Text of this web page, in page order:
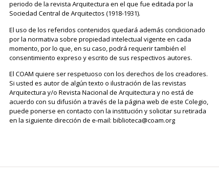
periodo de la revista Arquitectura en el que fue editada por la
Sociedad Central de Arquitectos (1918-1931).
El uso de los referidos contenidos quedará además condicionado
por la normativa sobre propiedad intelectual vigente en cada
momento, por lo que, en su caso, podrá requerir también el
consentimiento expreso y escrito de sus respectivos autores.
El COAM quiere ser respetuoso con los derechos de los creadores.
Si usted es autor de algún texto o ilustración de las revistas
Arquitectura y/o Revista Nacional de Arquitectura y no está de
acuerdo con su difusión a través de la página web de este Colegio,
puede ponerse en contacto con la institución y solicitar su retirada
en la siguiente dirección de e-mail: biblioteca@coam.org